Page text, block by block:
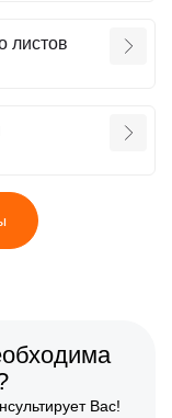
листов
Вас!